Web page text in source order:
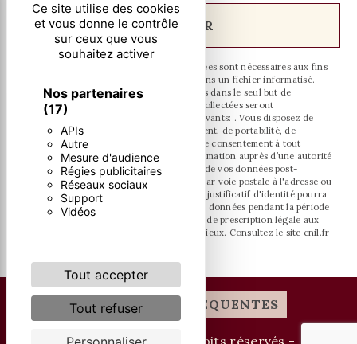
Ce site utilise des cookies
et vous donne le contrôle
sur ceux que vous
souhaitez activer
Nos partenaires
(17)
APIs
Autre
Mesure d'audience
Régies publicitaires
Réseaux sociaux
Support
Vidéos
Tout accepter
Tout refuser
ENVOYER
** Les données personnelles communiquées sont nécessaires aux fins
de vous contacter et sont enregistrées dans un fichier informatisé.
Elles sont destinées à et ses sous-traitants dans le seul but de
répondre à votre message. Les données collectées seront
communiquées aux seuls destinataires suivants: . Vous disposez de
droits d’accès, de rectification, d’effacement, de portabilité, de
limitation, d’opposition, de retrait de votre consentement à tout
moment et du droit d’introduire une réclamation auprès d’une autorité
de contrôle, ainsi que d’organiser le sort de vos données post-
mortem. Vous pouvez exercer ces droits par voie postale à l'adresse ou
par courrier électronique à l'adresse . Un justificatif d'identité pourra
vous être demandé. Nous conservons vos données pendant la période
de prise de contact puis pendant la durée de prescription légale aux
fins probatoires et de gestion des contentieux. Consultez le site cnil.fr
RECHERCHES FRÉQUENTES
VISTALID- 2026 - Tous droits réservés -